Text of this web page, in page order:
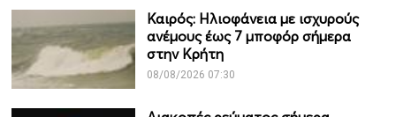
Καιρός: Ηλιοφάνεια με ισχυρούς
ανέμους έως 7 μποφόρ σήμερα
στην Κρήτη
08/08/2026 07:30